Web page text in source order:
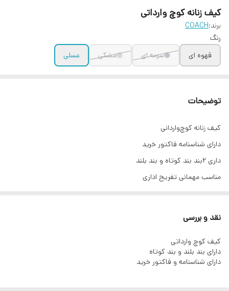
کیف زنانه کوچ وارداتی
برند:COACH
رنگ
قهوه ای
سرمه ای مشکی عسلی
توضیحات
کیف زنانه کوچ‌واردانی
دارای شناسنامه فاکتور خرید
داری ۲بند بند کوتاه و بند بلند
مناسب مهمانی تفریح اداری
نقد و بررسی
کیف کوچ‌ وارداتی
دارای بند بلند و بند کوتاه
دارای شناسنامه و فاکتور خرید